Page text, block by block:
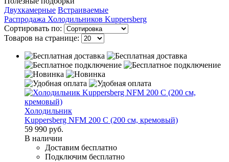
Двухкамерные Встраиваемые
Распродажа Холодильников Kuppersberg
Сортировать по:
Товаров на странице:
Холодильник
Kuppersberg NFM 200 C (200 см, кремовый)
59 990 руб.
В наличии
Доставим бесплатно
Подключим бесплатно